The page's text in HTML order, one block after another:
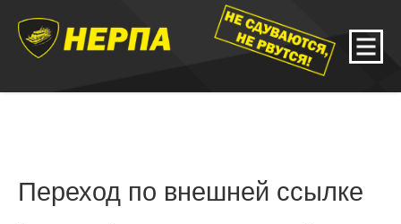
Переход по внешней ссылке